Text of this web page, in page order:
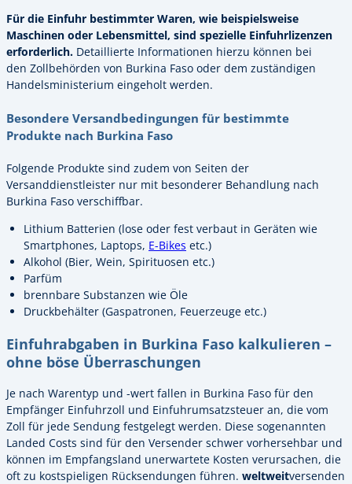
Für die Einfuhr bestimmter Waren, wie beispielsweise
Maschinen oder Lebensmittel, sind spezielle Einfuhrlizenzen
erforderlich. Detaillierte Informationen hierzu können bei
den Zollbehörden von Burkina Faso oder dem zuständigen
Handelsministerium eingeholt werden.
Besondere Versandbedingungen für bestimmte
Produkte nach Burkina Faso
Folgende Produkte sind zudem von Seiten der
Versanddienstleister nur mit besonderer Behandlung nach
Burkina Faso verschiffbar.
Lithium Batterien (lose oder fest verbaut in Geräten wie
Smartphones, Laptops, E-Bikes etc.)
Alkohol (Bier, Wein, Spirituosen etc.)
Parfüm
brennbare Substanzen wie Öle
Druckbehälter (Gaspatronen, Feuerzeuge etc.)
Einfuhrabgaben in Burkina Faso kalkulieren –
ohne böse Überraschungen
Je nach Warentyp und -wert fallen in Burkina Faso für den
Empfänger Einfuhrzoll und Einfuhrumsatzsteuer an, die vom
Zoll für jede Sendung festgelegt werden. Diese sogenannten
Landed Costs sind für den Versender schwer vorhersehbar und
können im Empfangsland unerwartete Kosten verursachen, die
oft zu kostspieligen Rücksendungen führen. weltweitversenden